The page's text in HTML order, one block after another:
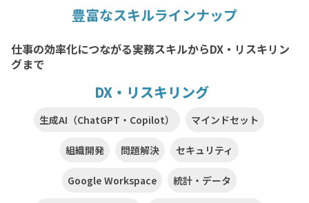
豊富なスキルラインナップ
仕事の効率化につながる実務スキルからDX・リスキリン
グまで
DX・リスキリング
生成AI（ChatGPT・Copilot） マインドセット
組織開発 問題解決 セキュリティ
Google Workspace 統計・データ